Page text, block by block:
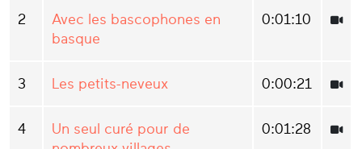
2
Avec les bascophones en
basque
0:01:10
3 Les petits-neveux 0:00:21
4
Un seul curé pour de
0:01:28